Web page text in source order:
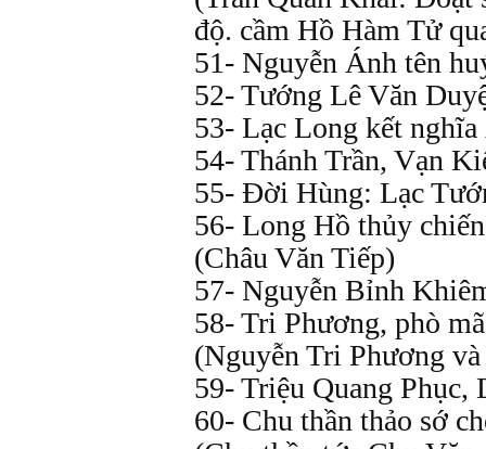
độ. cầm Hồ Hàm Tử
51- Nguyễn Ánh tên
52- Tướng Lê Văn
53- Lạc Long kết
54- Thánh Trần, Vạn
55- Đời Hùng: Lạc
56- Long Hồ thủy
(Châu Văn Tiếp)
57- Nguyễn Bỉnh
58- Tri Phương, phò
(Nguyễn Tri Phương
59- Triệu Quang Phục,
60- Chu thần thảo sớ